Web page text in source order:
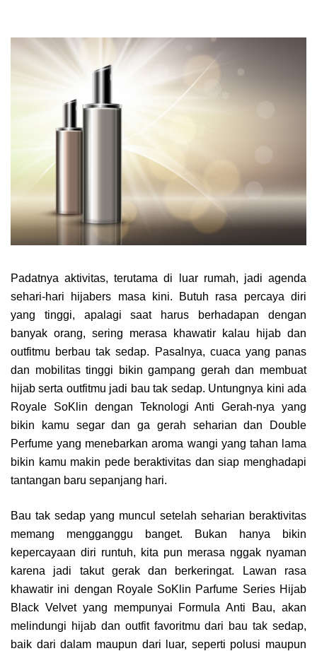
Padatnya aktivitas, terutama di luar rumah, jadi agenda
sehari-hari hijabers masa kini. Butuh rasa percaya diri
yang tinggi, apalagi saat harus berhadapan dengan
banyak orang, sering merasa khawatir kalau hijab dan
outfitmu berbau tak sedap. Pasalnya, cuaca yang panas
dan mobilitas tinggi bikin gampang gerah dan membuat
hijab serta outfitmu jadi bau tak sedap. Untungnya kini ada
Royale SoKlin dengan Teknologi Anti Gerah-nya yang
bikin kamu segar dan ga gerah seharian dan Double
Perfume yang menebarkan aroma wangi yang tahan lama
bikin kamu makin pede beraktivitas dan siap menghadapi
tantangan baru sepanjang hari.
Bau tak sedap yang muncul setelah seharian beraktivitas
memang mengganggu banget. Bukan hanya bikin
kepercayaan diri runtuh, kita pun merasa nggak nyaman
karena jadi takut gerak dan berkeringat. Lawan rasa
khawatir ini dengan Royale SoKlin Parfume Series Hijab
Black Velvet yang mempunyai Formula Anti Bau, akan
melindungi hijab dan outfit favoritmu dari bau tak sedap,
baik dari dalam maupun dari luar, seperti polusi maupun